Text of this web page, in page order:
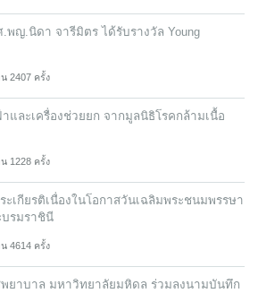
ญ.นิดา จารีมิตร ได้รับรางวัล Young
น 2407 ครั้ง
และเครื่องช่วยยก จากมูลนิธิโรคกล้ามเนื้อ
น 1228 ครั้ง
เกียรติเนื่องในโอกาสวันเฉลิมพระชนมพรรษา
บรมราชินี
น 4614 ครั้ง
ยาบาล มหาวิทยาลัยมหิดล ร่วมลงนามบันทึก